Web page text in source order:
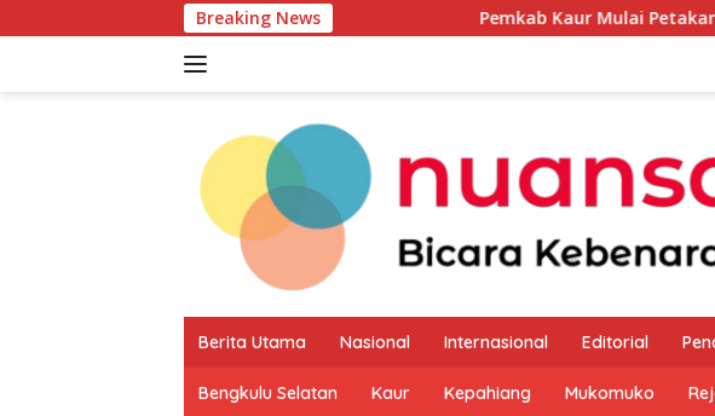
ke
Breaking News Pemkab Kaur Mulai Petakan Potensi
Berita Utama Nasional Internasional Editorial
Bengkulu Selatan Kaur Kepahiang Mukomuko